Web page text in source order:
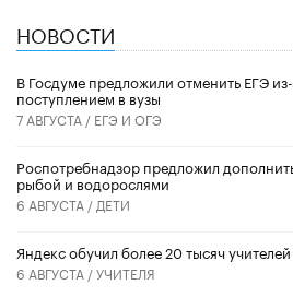
НОВОСТИ
В Госдуме предложили отменить ЕГЭ
поступлением в вузы
7 АВГУСТА / ЕГЭ И ОГЭ
Роспотребнадзор предложил
рыбой и водорослями
6 АВГУСТА / ДЕТИ
​Яндекс обучил более 20 тысяч
6 АВГУСТА /УЧИТЕЛЯ